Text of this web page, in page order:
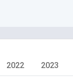
2022 2023